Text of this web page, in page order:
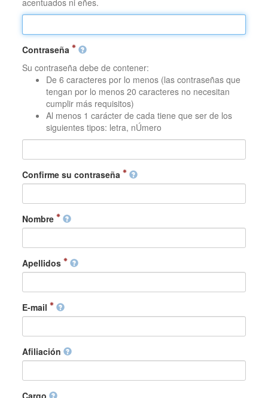
Contraseña
Su contraseña debe de contener:
De 6 caracteres por lo menos (las contraseñas que
tengan por lo menos 20 caracteres no necesitan
cumplir más requisitos)
Al menos 1 carácter de cada tiene que ser de los
siguientes tipos: letra, nÚmero
Confirme su contraseña
Nombre
Apellidos
E-mail
Afiliación
Cargo